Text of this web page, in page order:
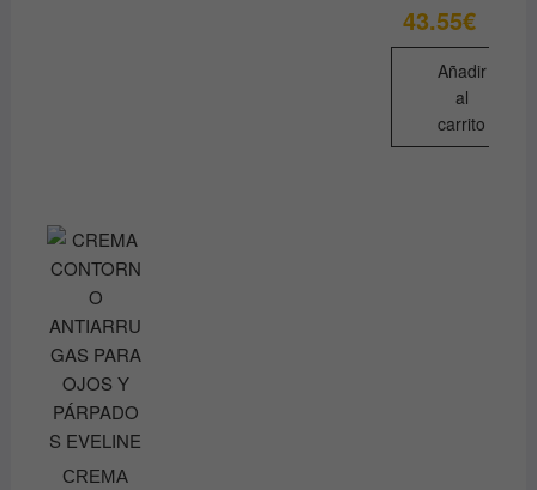
43.55€
Añadir
al
carrito
CREMA